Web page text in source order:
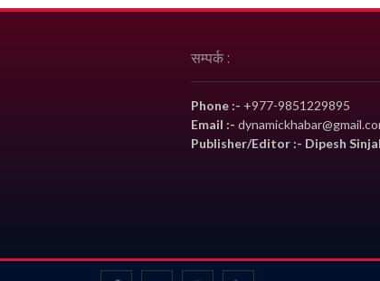
सम्पर्क :
Phone :- +977-9851229895
Email :-
Publisher/Editor :- Dipesh